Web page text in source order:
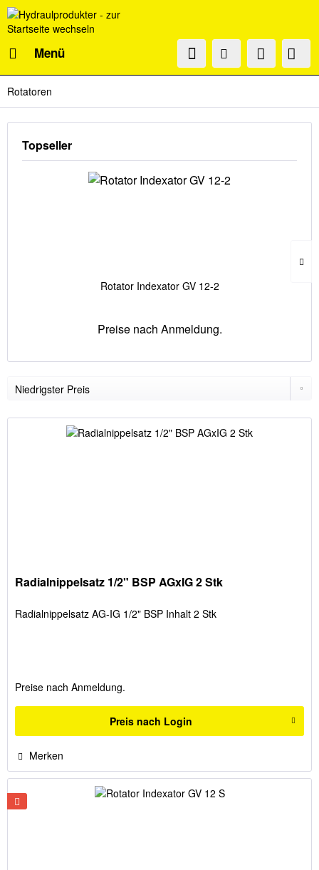
Menü
Rotatoren
Topseller
Rotator Indexator GV 12-2
Preise nach Anmeldung.
Radialnippelsatz 1/2" BSP AGxIG 2 Stk
Radialnippelsatz AG-IG 1/2" BSP Inhalt 2 Stk
Preise nach Anmeldung.
Preis nach Login
Merken